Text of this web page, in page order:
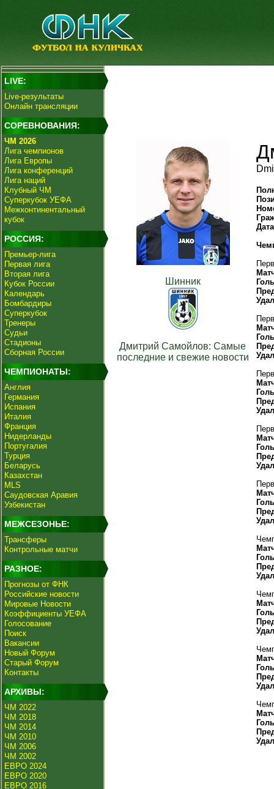
LIVE:
Live-результаты
Онлайн трансляции
СОРЕВНОВАНИЯ:
ЧМ 2026
Лига чемпионов
Лига Европы
Лига конференций
Лига наций
Клубный ЧМ
Суперкубок УЕФА
Межконтинентальный
кубок
РОССИЯ:
Премьер-лига
Первая лига
Вторая лига
Кубок России
Календарь
Бомбардиры
Суперкубок
Тренеры
Судьи
Стадионы
Сборная России
ЧЕМПИОНАТЫ:
Англия
Германия
Испания
Италия
Франция
Нидерланды
Португалия
Турция
Беларусь
Казахстан
MLS
Саудовская Аравия
Узбекистан
МЕЖСЕЗОНЬЕ:
Трансферы
Контрольные матчи
РАЗНОЕ:
Прогнозы от ФНК
Российские новости
Мировые Новости
Коэффициенты УЕФА
Голосование
Поиск
Вакансии
Новый Форум
Старый Форум
Контакты
АРХИВЫ:
ЧМ 2022
ЧМ 2018
ЧМ 2014
ЧМ 2010
ЧМ 2006
ЧМ 2002
ЕВРО 2024
ЕВРО 2020
ЕВРО 2016
Шинник
Дмитрий Самойлов: Самые
последние и свежие новости